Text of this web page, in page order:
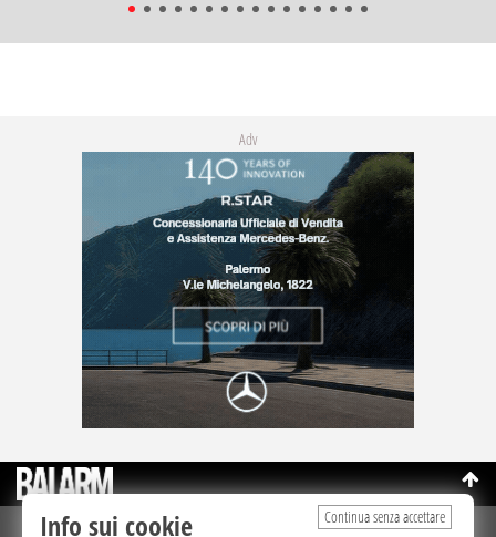
Adv
Continua senza accettare
Info sui cookie